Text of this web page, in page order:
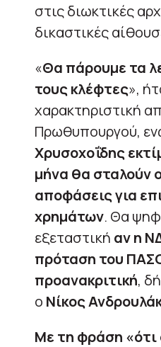
στις διωκτικές
δικαστικές
«Θα πάρουμε τα
τους κλέφτες»,
χαρακτηριστική
Πρωθυπουργού,
Χρυσοχοΐδης
μήνα θα σταλούν
αποφάσεις για
χρημάτων. Θα
εξεταστική αν η
πρόταση του
προανακριτική,
ο Νίκος
Με τη φράση